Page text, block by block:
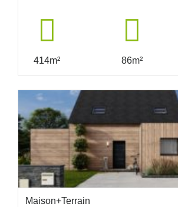
414m² 86m²
Maison+Terrain